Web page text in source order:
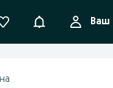
УведомленияВаш